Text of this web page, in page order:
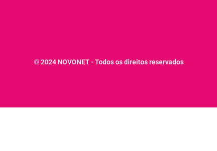
© 2024 NOVONET - Todos os direitos reservados